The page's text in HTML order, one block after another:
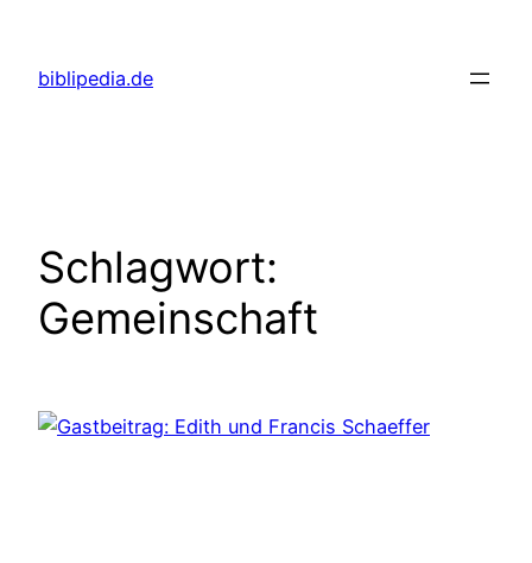
springen
biblipedia.de
Schlagwort:
Gemeinschaft